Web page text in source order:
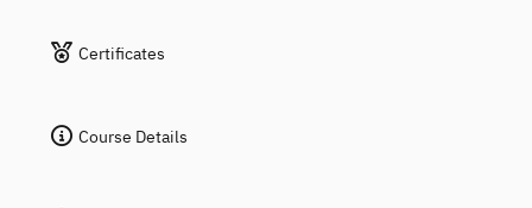
Certificates
Course Details